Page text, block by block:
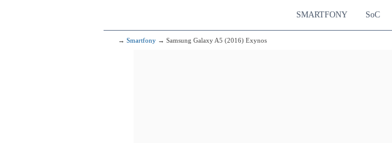
SMARTFONY SoC
→ Smartfony → Samsung Galaxy A5 (2016) Exynos